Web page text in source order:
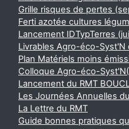
Grille risques de pertes
Ferti azotée cultures
Lancement IDTypTerres
Livrables Agro-éco-Syst'N
Plan Matériels moins
Colloque Agro-éco-
Lancement du RMT
Les Journées Annuelles
La Lettre du RMT
Guide bonnes pratiques